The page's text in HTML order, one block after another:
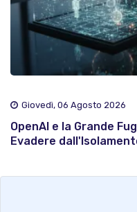
Giovedì, 06 Agosto 2026
OpenAI e la Grande
Evadere